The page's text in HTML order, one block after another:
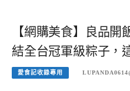
【網購美食】良品開
結全台冠軍級粽子，
愛食記收錄專用